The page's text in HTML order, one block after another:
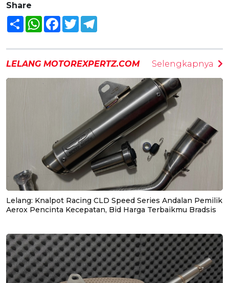
Share
Share WhatsAppFacebook
Twitter
LELANG MOTOREXPERTZ.COM Selengkapnya
Lelang: Knalpot Racing CLD Speed Series Andalan Pemilik
Aerox Pencinta Kecepatan, Bid Harga Terbaikmu Bradsis